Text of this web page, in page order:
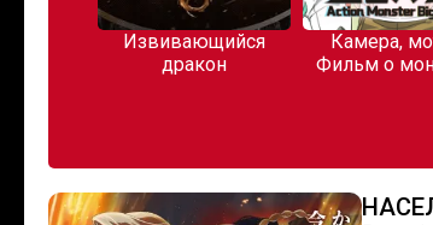
Извивающийся
дракон
Камера,
Фильм о